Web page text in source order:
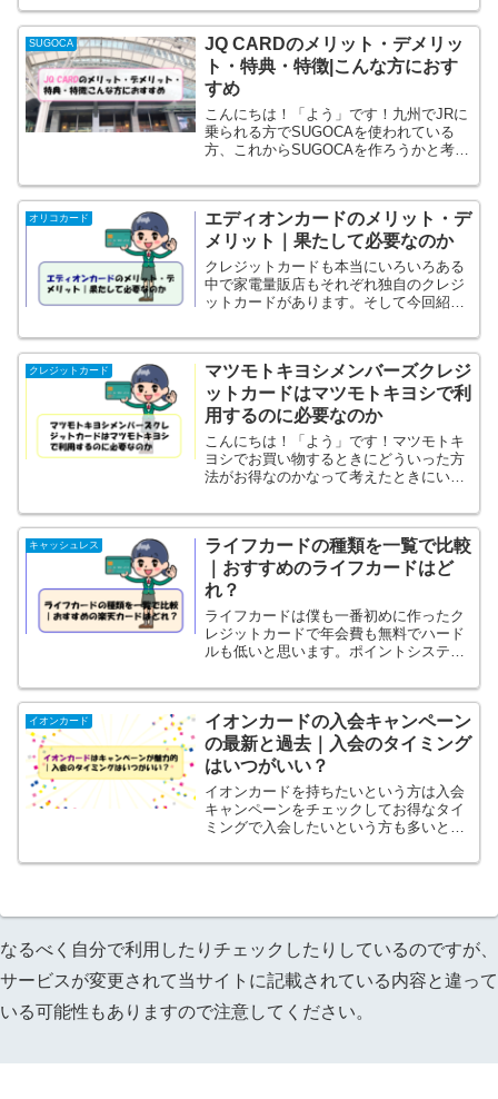
ったカードです。ビューカードにはいろ
いろあるのですが、その中でも多機能
な...
SUGOCA
JQ CARDのメリット・デメリッ
ト・特典・特徴|こんな方におす
すめ
こんにちは！「よう」です！九州でJRに
乗られる方でSUGOCAを使われている
方、これからSUGOCAを作ろうかと考え
ょっと待てよ！「JQCARD」がいいかも
しれない！っと思った方もいるかと思い
ます。特典も...
オリコカード
エディオンカードのメリット・デ
メリット｜果たして必要なのか
クレジットカードも本当にいろいろある
中で家電量販店もそれぞれ独自のクレジ
ットカードがあります。そして今回紹介
ちなみに僕もエディオンでお買い物した
ときに作りました。エディオンで電化製
品など大きなお買い物をす...
クレジットカード
マツモトキヨシメンバーズクレジ
ットカードはマツモトキヨシで利
用するのに必要なのか
こんにちは！「よう」です！マツモトキ
ヨシでお買い物するときにどういった方
法がお得なのかなって考えたときにいろ
やっぱり外せないのが「マツモトキヨシ
メンバーズクレジットカード」です。マ
ツモトキヨシのヘビーユー...
キャッシュレス
ライフカードの種類を一覧で比較
｜おすすめのライフカードはど
れ？
ライフカードは僕も一番初めに作ったク
レジットカードで年会費も無料でハード
ルも低いと思います。ポイントシステム
もお得になります。まあ初心者の方など
これからクレジットカードを始めて作る
とかっていう人にもおすす...
イオンカード
イオンカードの入会キャンペーン
の最新と過去｜入会のタイミング
はいつがいい？
イオンカードを持ちたいという方は入会
キャンペーンをチェックしてお得なタイ
ミングで入会したいという方も多いと思
ンペーンの最新と過去を紹介していきた
なるべく自分で利用したりチェックしたりしているのですが、
サービスが変更されて当サイトに記載されている内容と違って
いる可能性もありますので注意してください。